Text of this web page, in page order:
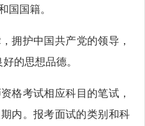
国籍。
护中国共产党的领导，
的思想品德。
考试相应科目的笔试，
内。报考面试的类别和科